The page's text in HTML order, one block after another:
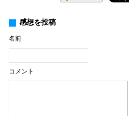
感想を投稿
名前
コメント